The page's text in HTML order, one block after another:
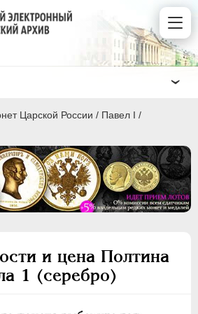
Царской России / Павел I /
и цена Полтина
1 (серебро)
1730-1740
1740-1741